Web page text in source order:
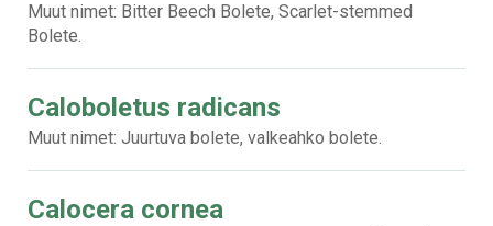
Muut nimet: Bitter Beech Bolete, Scarlet-stemmed
Bolete.
Caloboletus radicans
Muut nimet: Juurtuva bolete, valkeahko bolete.
Calocera cornea